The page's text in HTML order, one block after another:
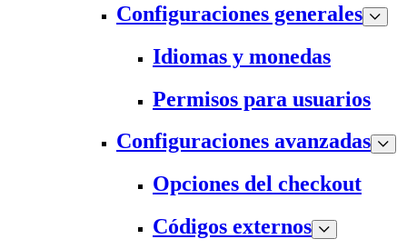
Configuraciones generales
Idiomas y monedas
Permisos para usuarios
Configuraciones avanzadas
Opciones del checkout
Códigos externos